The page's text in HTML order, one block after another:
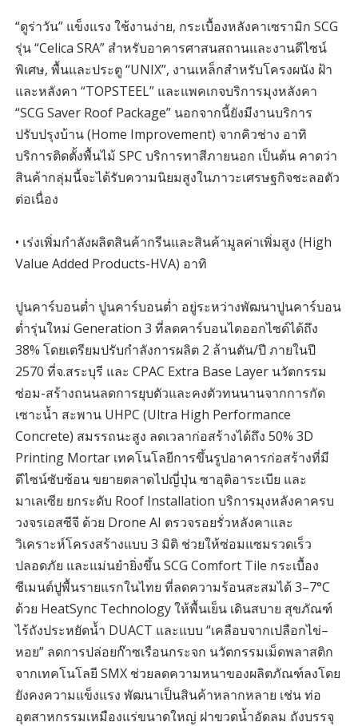
“ดูร่าวัน” แข็งแรง ใช้งานง่าย, กระเบื้องหลังคาเซรามิก SCG
รุ่น “Celica SRA” สำหรับอาคารศาสนสถานและงานดีไซน์
พิเศษ, พื้นและประตู “UNIX”, งานเหล็กสำหรับโครงผนัง ฝ้า
และหลังคา “TOPSTEEL” และแพคเกจบริการมุงหลังคา
“SCG Saver Roof Package” นอกจากนี้ยังมีงานบริการ
ปรับปรุงบ้าน (Home Improvement) จากคิวช่าง อาทิ
บริการติดตั้งพื้นไม้ SPC บริการทาสีภายนอก เป็นต้น คาดว่า
สินค้ากลุ่มนี้จะได้รับความนิยมสูงในภาวะเศรษฐกิจชะลอตัว
ต่อเนื่อง
• เร่งเพิ่มกำลังผลิตสินค้ากรีนและสินค้ามูลค่าเพิ่มสูง (High
Value Added Products-HVA) อาทิ
ปูนคาร์บอนต่ำ ปูนคาร์บอนต่ำ อยู่ระหว่างพัฒนาปูนคาร์บอน
ต่ำรุ่นใหม่ Generation 3 ที่ลดคาร์บอนไดออกไซด์ได้ถึง
38% โดยเตรียมปรับกำลังการผลิต 2 ล้านตัน/ปี ภายในปี
2570 ที่จ.สระบุรี และ CPAC Extra Base Layer นวัตกรรม
ซ่อม-สร้างถนนลดการยุบตัวและคงตัวทนนานจากการกัด
เซาะน้ำ สะพาน UHPC (Ultra High Performance
Concrete) สมรรถนะสูง ลดเวลาก่อสร้างได้ถึง 50% 3D
Printing Mortar เทคโนโลยีการขึ้นรูปอาคารก่อสร้างที่มี
ดีไซน์ซับซ้อน ขยายตลาดไปญี่ปุ่น ซาอุดิอาระเบีย และ
มาเลเซีย ยกระดับ Roof Installation บริการมุงหลังคาครบ
วงจรเอสซีจี ด้วย Drone AI ตรวจรอยรั่วหลังคาและ
วิเคราะห์โครงสร้างแบบ 3 มิติ ช่วยให้ซ่อมแซมรวดเร็ว
ปลอดภัย และแม่นยำยิ่งขึ้น SCG Comfort Tile กระเบื้อง
ซีเมนต์ปูพื้นรายแรกในไทย ที่ลดความร้อนสะสมได้ 3–7°C
ด้วย HeatSync Technology ให้พื้นเย็น เดินสบาย สุขภัณฑ์
ไร้ถังประหยัดน้ำ DUACT และแบบ “เคลือบจากเปลือกไข่–
หอย” ลดการปล่อยก๊าซเรือนกระจก นวัตกรรมเม็ดพลาสติก
จากเทคโนโลยี SMX ช่วยลดความหนาของผลิตภัณฑ์ลงโดย
ยังคงความแข็งแรง พัฒนาเป็นสินค้าหลากหลาย เช่น ท่อ
อุตสาหกรรมเหมืองแร่ขนาดใหญ่ ฝาขวดน้ำอัดลม ถังบรรจุ